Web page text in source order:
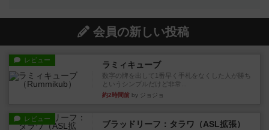
会員の新しい投稿
レビュー ラミィキューブ
数字の牌を出して1番早く手札をなくした人が勝ち
というシンプルだけど非常...
約2時間前 by ジョジョ
レビュー
ブラッドリーフ：タラワ（ASL拡張）